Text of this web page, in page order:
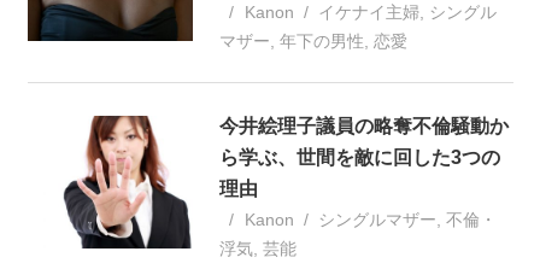
Kanon イケナイ主婦
シングル
マザー ,年下の男性 ,恋愛
今井絵理子議員の略奪不倫騒動か
ら学ぶ、世間を敵に回した3つの
理由
Kanon シングルマザー ,不倫・
浮気 ,芸能